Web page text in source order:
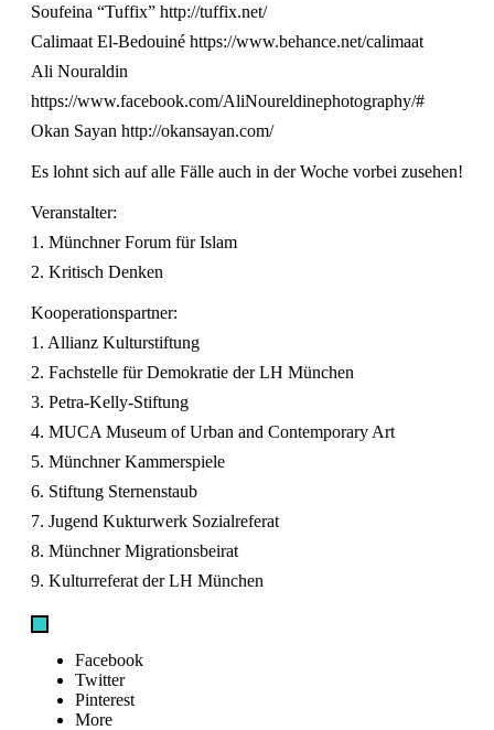
Soufeina “Tuffix” http://tuffix.net/
Calimaat El-Bedouiné https://www.behance.net/calimaat
Ali Nouraldin
https://www.facebook.com/AliNoureldinephotography/#
Okan Sayan http://okansayan.com/
Es lohnt sich auf alle Fälle auch in der Woche vorbei zusehen!
Veranstalter:
1. Münchner Forum für Islam
2. Kritisch Denken
Kooperationspartner:
1. Allianz Kulturstiftung
2. Fachstelle für Demokratie der LH München
3. Petra-Kelly-Stiftung
4. MUCA Museum of Urban and Contemporary Art
5. Münchner Kammerspiele
6. Stiftung Sternenstaub
7. Jugend Kukturwerk Sozialreferat
8. Münchner Migrationsbeirat
9. Kulturreferat der LH München
Facebook
Twitter
Pinterest
More